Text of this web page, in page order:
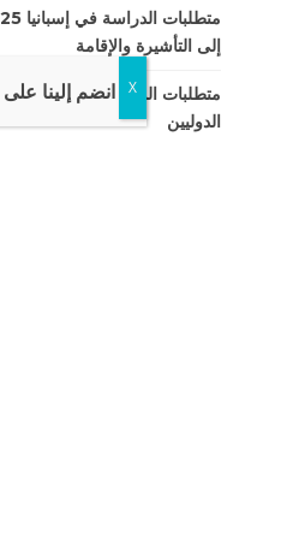
إلى التأشيرة والإقامة
الدوليين
انضم إلينا على